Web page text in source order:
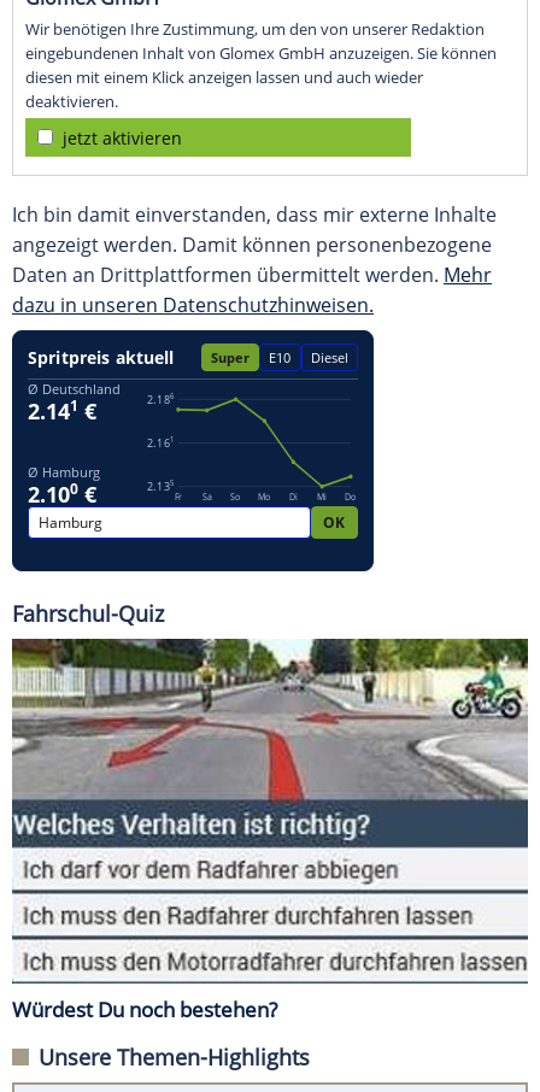
Wir benötigen Ihre Zustimmung, um den von unserer Redaktion
eingebundenen Inhalt von Glomex GmbH anzuzeigen. Sie können
diesen mit einem Klick anzeigen lassen und auch wieder
deaktivieren.
jetzt aktivieren
Ich bin damit einverstanden, dass mir externe Inhalte
angezeigt werden. Damit können personenbezogene
Daten an Drittplattformen übermittelt werden. Mehr
dazu in unseren Datenschutzhinweisen.
Fahrschul-Quiz
Würdest Du noch bestehen?
Unsere Themen-Highlights